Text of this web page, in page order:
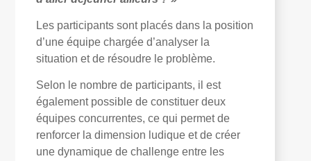
Les participants sont placés dans la position
d’une équipe chargée d’analyser la
situation et de résoudre le problème.
Selon le nombre de participants, il est
également possible de constituer deux
équipes concurrentes, ce qui permet de
renforcer la dimension ludique et de créer
une dynamique de challenge entre les